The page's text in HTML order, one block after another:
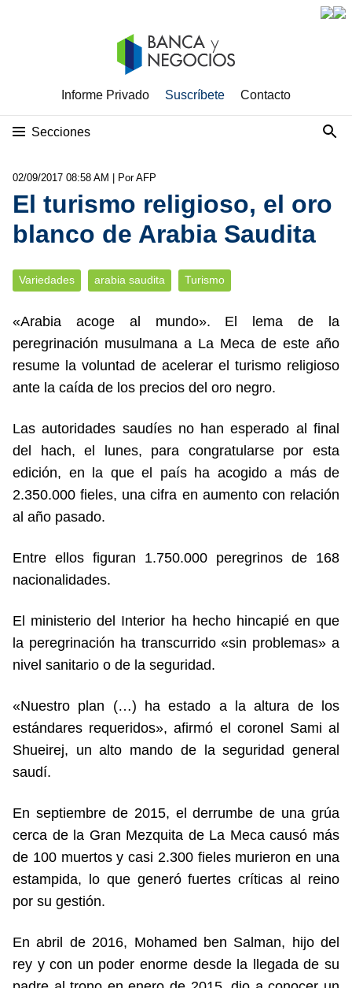
Informe Privado Suscríbete Contacto
Secciones
02/09/2017 08:58 AM | Por AFP
El turismo religioso, el oro
blanco de Arabia Saudita
Variedades arabia saudita Turismo
«Arabia acoge al mundo». El lema de la
peregrinación musulmana a La Meca de este año
resume la voluntad de acelerar el turismo religioso
ante la caída de los precios del oro negro.
Las autoridades saudíes no han esperado al final
del hach, el lunes, para congratularse por esta
edición, en la que el país ha acogido a más de
2.350.000 fieles, una cifra en aumento con relación
al año pasado.
Entre ellos figuran 1.750.000 peregrinos de 168
nacionalidades.
El ministerio del Interior ha hecho hincapié en que
la peregrinación ha transcurrido «sin problemas» a
nivel sanitario o de la seguridad.
«Nuestro plan (…) ha estado a la altura de los
estándares requeridos», afirmó el coronel Sami al
Shueirej, un alto mando de la seguridad general
saudí.
En septiembre de 2015, el derrumbe de una grúa
cerca de la Gran Mezquita de La Meca causó más
de 100 muertos y casi 2.300 fieles murieron en una
estampida, lo que generó fuertes críticas al reino
por su gestión.
En abril de 2016, Mohamed ben Salman, hijo del
rey y con un poder enorme desde la llegada de su